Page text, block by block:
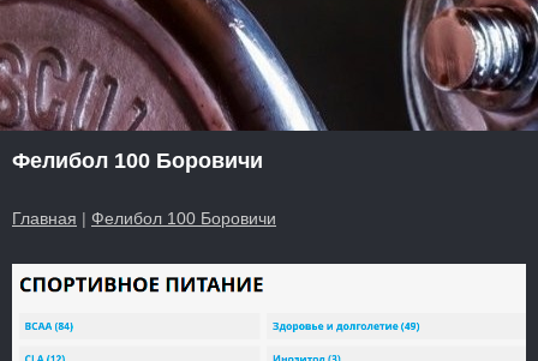
Фелибол 100 Боровичи
Главная | Фелибол 100 Боровичи